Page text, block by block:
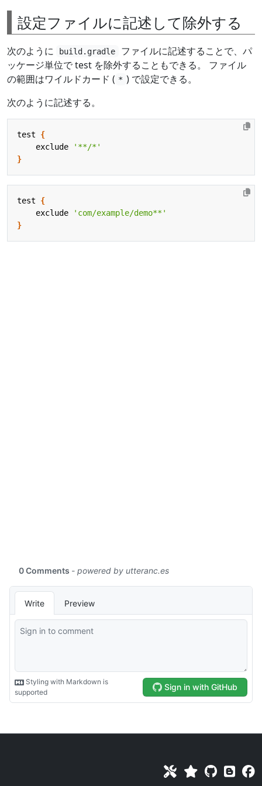
設定ファイルに記述して除外する
次のように build.gradle
ファイルに記述することで、パ
ッケージ単位で test を除外することもできる。 ファイル
の範囲はワイルドカード ( * ) で設定できる。
次のように記述する。
test
{
exclude
'**/*'
}
test
{
exclude
'com/example/demo**'
}